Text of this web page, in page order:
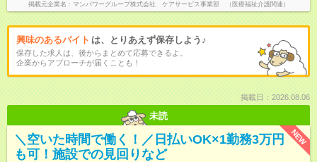
掲載元企業名 マンパワーグループ株式会社 ケアサービス事業部 （医療福祉介護関連）
興味のあるバイト は、とりあえず保存しよう♪
保存した求人は、後からまとめて応募できるよ。
企業からアプローチが届くことも！
掲載日：2026.08.06
未読
NEW
＼空いた時間で働く！／日払いOK×1勤務3万円
も可！施設での見回りなど